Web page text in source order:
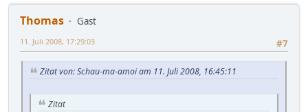
Thomas
Gast
#7
11. Juli 2008, 17:29:03
Zitat von: Schau-ma-amoi am 11. Juli 2008, 16:45:11
Zitat